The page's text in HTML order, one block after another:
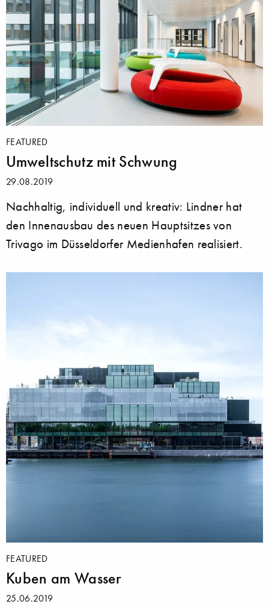
FEATURED
Umweltschutz mit Schwung
29.08.2019
Nachhaltig, individuell und kreativ: Lindner hat
den Innenausbau des neuen Hauptsitzes von
Trivago im Düsseldorfer Medienhafen realisiert.
FEATURED
Kuben am Wasser
25.06.2019